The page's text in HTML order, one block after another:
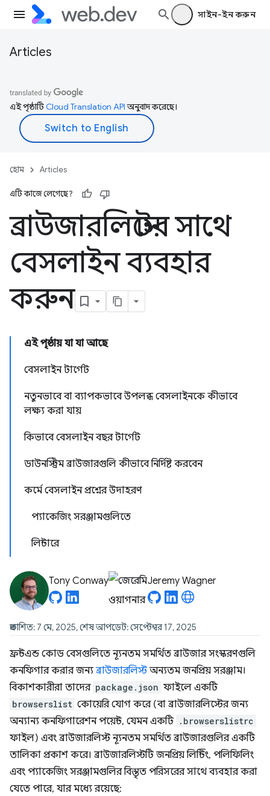
সাইন-ইন করুন
Articles
এই পৃষ্ঠাটিCloud Translation APIঅনুবাদ করেছে।
হোম Articles
এটি কাজে লেগেছে?
ব্রাউজারলিস্টের সাথে
বেসলাইন ব্যবহার
করুন
এই পৃষ্ঠায় যা যা আছে
বেসলাইন টার্গেট
নতুনভাবে বা ব্যাপকভাবে উপলব্ধ বেসলাইনকে কীভাবে
লক্ষ্য করা যায়
কিভাবে বেসলাইন বছর টার্গেট
ডাউনস্ট্রিম ব্রাউজারগুলি কীভাবে নির্দিষ্ট করবেন
কর্মে বেসলাইন প্রশ্নের উদাহরণ
প্যাকেজিং সরঞ্জামগুলিতে
লিন্টারে
Tony Conway Jeremy Wagner
প্রকাশিত: 7 মে, 2025, শেষ আপডেট: সেপ্টেম্বর 17, 2025
ফ্রন্টএন্ড কোড বেসগুলিতে ন্যূনতম সমর্থিত ব্রাউজার সংস্করণগুলি
কনফিগার করার জন্য ব্রাউজারলিস্টঅন্যতম জনপ্রিয় সরঞ্জাম।
বিকাশকারীরা তাদের package.json ফাইলে একটি
browserslist কোয়েরি যোগ করে (বা ব্রাউজারলিস্টের জন্য
অন্যান্য কনফিগারেশন পয়েন্ট, যেমন একটি .browserslistrc
ফাইল) এবং ব্রাউজারলিস্ট ন্যূনতম সমর্থিত ব্রাউজারগুলির একটি
তালিকা প্রকাশ করে। ব্রাউজারলিস্টটি জনপ্রিয় লিন্টিং, পলিফিলিং
এবং প্যাকেজিং সরঞ্জামগুলির বিস্তৃত পরিসরের সাথে ব্যবহার করা
যেতে পারে, যার মধ্যে রয়েছে: